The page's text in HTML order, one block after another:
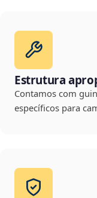
Estrutura
Contamos com
específicos para